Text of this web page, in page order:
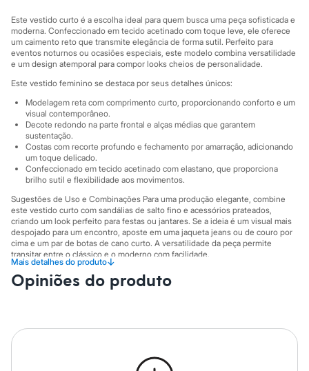
Marcas
City
Clock House
Mindset
Sawary
Yessica
Moda esportiva
Acessórios
Blusas
Calçados
Leggings
Shorts e Bermudas
Tops
Moda íntima
Cintas e Modeladores
Meias
Pijamas
Sutiãs e Tops
Moda praia
Biquínis
Maiôs
Saídas de praia
Blusas e Camisetas
Calças
Este vestido curto é a escolha ideal para quem busca uma peça sofisticada e
moderna. Confeccionado em tecido acetinado com toque leve, ele oferece
um caimento reto que transmite elegância de forma sutil. Perfeito para
eventos noturnos ou ocasiões especiais, este modelo combina versatilidade
e um design atemporal para compor looks cheios de personalidade.
Este vestido feminino se destaca por seus detalhes únicos:
Modelagem reta com comprimento curto, proporcionando conforto e um
visual contemporâneo.
Decote redondo na parte frontal e alças médias que garantem
sustentação.
Costas com recorte profundo e fechamento por amarração, adicionando
um toque delicado.
Confeccionado em tecido acetinado com elastano, que proporciona
brilho sutil e flexibilidade aos movimentos.
Sugestões de Uso e Combinações Para uma produção elegante, combine
este vestido curto com sandálias de salto fino e acessórios prateados,
criando um look perfeito para festas ou jantares. Se a ideia é um visual mais
despojado para um encontro, aposte em uma jaqueta jeans ou de couro por
cima e um par de botas de cano curto. A versatilidade da peça permite
transitar entre o clássico e o moderno com facilidade.
A gente se encontra na C&A! ❤
Mais detalhes do produto↓
95% poliéster, 5% elastano
Opiniões do produto